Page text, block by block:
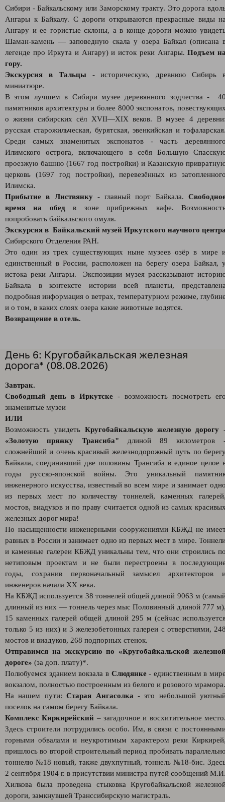
Сибири - Байкальскому или Заморскому тракту. Это дорога
Ангары к Байкалу. С дороги открываются прекрасные виды
Ангару и ее гористые склоны, а в конце дороги можно
Шаман-камень — заповедную скала у озера Байкал (описана
легенде про Иркута и Ангару) и исток реки Ангары.Подъем
гору.
Экскурсия в Тальцы- историческую, древнюю Сибирь
миниатюре.
В этом лучшем в Сибири музее деревянного зодчества -
памятников архитектуры и более 8000 экспонатов,
о жизни сибирских сёл XVII—XIX веков. В музее 4
русская старожильческая, бурятская, эвенкийская и
Среди самых знаменитых экспонатов - часть
Илимского острога, включающего в себя Большую
проезжую башню (1667 год постройки) и Казанскую
церковь (1697 год постройки), перевезённых из
Илимска.
Прибытие в Листвянку- главный порт Байкала.
время на обед в зоне прибрежных кафе.
попробовать байкальского омуля.
Экскурсия в Байкальский музей Иркутского научного
Сибирского Отделения РАН.
Это один из трех существующих ныне музеев озёр в мире
единственный в России, расположен на берегу озера Байкал,
истока реки Ангары. Экспозиции музея рассказывают
Байкала в контексте истории всей планеты,
подробная информация о ветрах, температурном режиме,
и о том, в каких слоях озера какие животные водятся.
Возвращение в отель.
День 6: Кругобайкальская железная
дорога* (08.08.2026)
Завтрак.
Свободный день в Иркутске - возможность посмотреть
знаменитые музеи
ИЛИ
Возможность увидеть Кругобайкальскую железную дорогу
«Золотую пряжку Трансиба" длиной 89 километров
сложнейший и очень красивый железнодорожный путь по
Байкала, соединивший две половины Трансиба в единое целое
годы русско-японской войны. Это уникальный
инженерного искусства, известный во всем мире и занимает
из первых мест по количеству тоннелей, каменных
мостов, виадуков и по праву считается одной из самых
железных дорог мира!
По насыщенности инженерными сооружениями КБЖД не
равных в России и занимает одно из первых мест в мире.
и каменные галереи КБЖД уникальны тем, что они строились
нетиповым проектам и не были перестроены в
годы, сохранив первоначальный замысел архитекторов
инженеров начала XX века.
На КБЖД используется 38 тоннелей общей длиной 9063 м
длинный из них — тоннель через мыс Половинный длиной 777
15 каменных галерей общей длиной 295 м (сейчас
только 5 из них) и 3 железобетонных галереи с отверстиями,
мостов и виадуков, 268 подпорных стенок.
Отправимся на экскурсию по «Кругобайкальской
дороге» (за доп. плату)*.
Полюбуемся зданием вокзала в Слюдянке- единственным в
вокзалом, полностью построенным из белого и розового мрамора.
На нашем пути:Старая Ангасолка - это небольшой
поселок на самом берегу Байкала.
Комплекс Киркирейский – загадочное и восхитительное
Здесь строители потрудились особо. Им, в связи с
горными обвалами и неукротимым характером реки
пришлось во второй строительный период пробивать
тоннелю №18 новый, также двухпутный, тоннель №18-бис.
2 сентября 1904 г. в присутствии министра путей сообщений
Хилкова была проведена стыковка Кругобайкальской
дороги, замкнувшей Транссибирскую магистраль.